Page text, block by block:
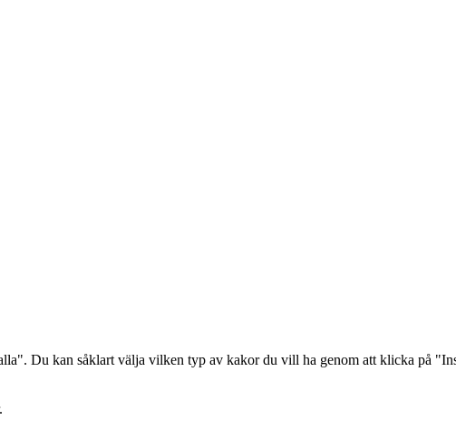
Du kan såklart välja vilken typ av kakor du vill ha genom att klicka på